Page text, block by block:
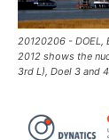
20120206 - DOEL,
2012 shows the
3rd L), Doel 3 and